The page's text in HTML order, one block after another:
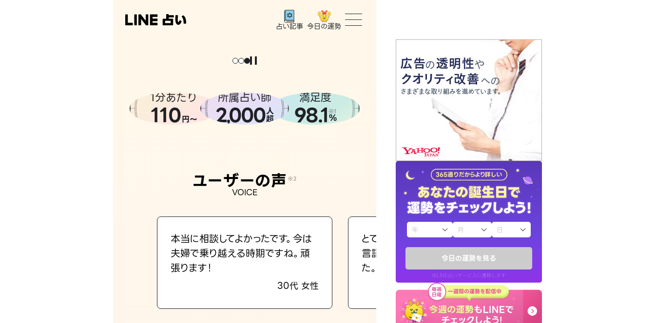
今日の運勢を見る
※LINE占いサービスに遷移します
占い記事 今日の運勢
トップ
ユーザーの声
占いの流れ
おすすめの占い師
よくある質問
えもじの子（占）12星座占い
お知らせ
1分あたり
110円〜
所属占い師
2,000人
超
満足度
98.1 ※1
%
ユーザーの声 ※2
VOICE
本当に相談してよかったです。今は
夫婦で乗り越える時期ですね。頑
張ります！
30代 女性
とても的確で感じていた違和感を
言語化してくれたので腑に落ちまし
た。
30代 女性